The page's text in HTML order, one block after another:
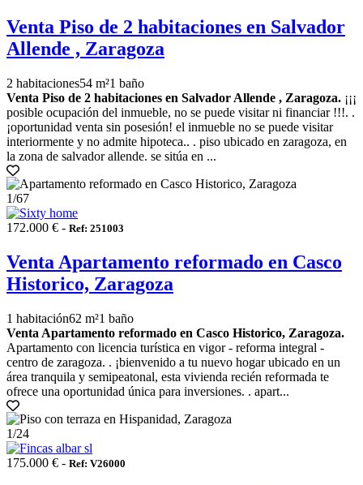
Venta Piso de 2 habitaciones en Salvador
Allende , Zaragoza
2 habitaciones54 m²1 baño
Venta Piso de 2 habitaciones en Salvador Allende , Zaragoza. ¡¡¡
posible ocupación del inmueble, no se puede visitar ni financiar !!!. .
¡oportunidad venta sin posesión! el inmueble no se puede visitar
interiormente y no admite hipoteca.. . piso ubicado en zaragoza, en
la zona de salvador allende. se sitúa en ...
1/67
172.000 € - Ref: 251003
Venta Apartamento reformado en Casco
Historico, Zaragoza
1 habitación62 m²1 baño
Venta Apartamento reformado en Casco Historico, Zaragoza.
Apartamento con licencia turística en vigor - reforma integral -
centro de zaragoza. . ¡bienvenido a tu nuevo hogar ubicado en un
área tranquila y semipeatonal, esta vivienda recién reformada te
ofrece una oportunidad única para inversiones. . apart...
1/24
175.000 € - Ref: V26000